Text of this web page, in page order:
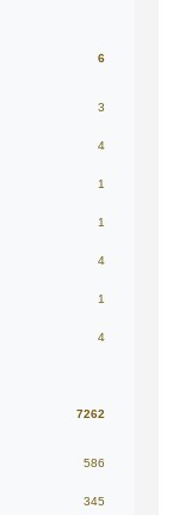
6
3
4
1
1
4
1
4
7262
586
345